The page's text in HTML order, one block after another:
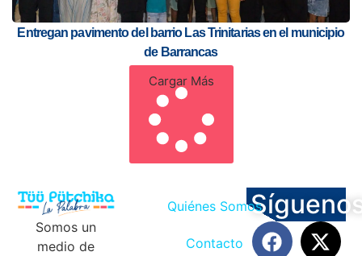
Entregan pavimento del barrio Las Trinitarias en el municipio
de Barrancas
Cargar Más
Somos un
medio de
Quiénes Somos
Contacto